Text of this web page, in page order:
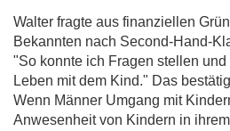
Walter fragte aus finanziellen
Bekannten nach Second-Hand-
"So konnte ich Fragen stellen
Leben mit dem Kind." Das
Wenn Männer Umgang mit
Anwesenheit von Kindern in